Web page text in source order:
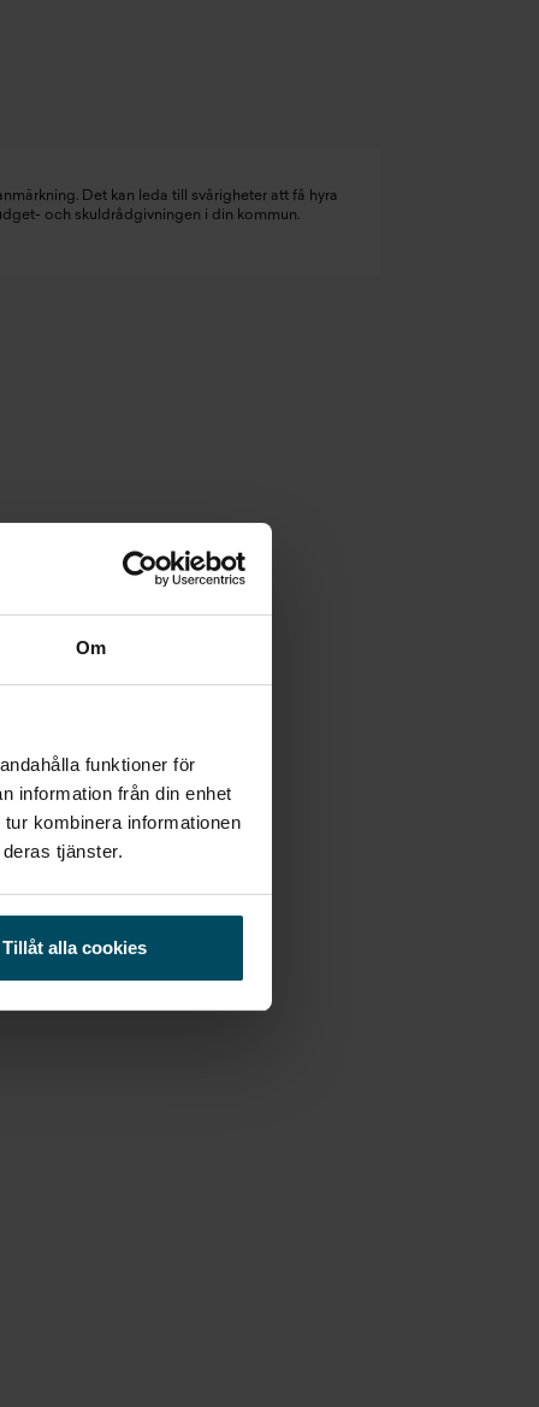
Om
funktioner för
information från din enhet
kombinera informationen
tjänster.
Tillåt alla cookies
Det kan leda till svårigheter att få hyra
och skuldrådgivningen i din kommun.